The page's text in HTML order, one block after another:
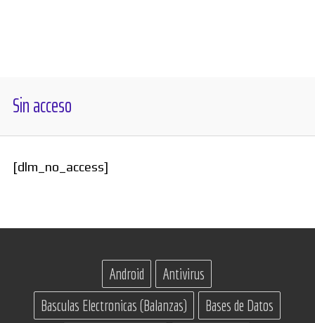
Foros
Sin acceso
[dlm_no_access]
Android
Antivirus
Basculas Electronicas (Balanzas)
Bases de Datos